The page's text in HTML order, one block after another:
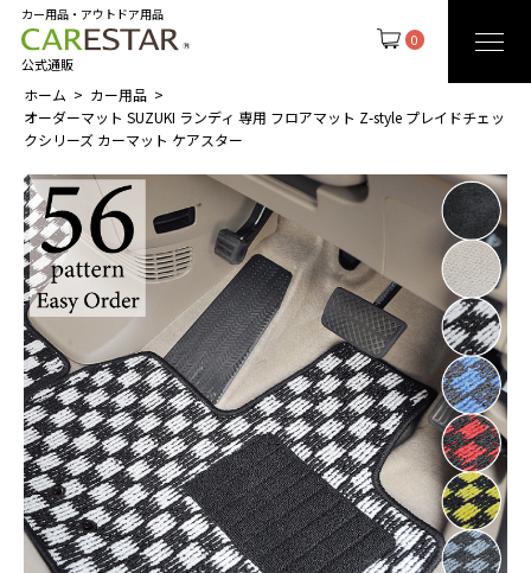
0
カー用品・アウトドア用品
公式通販
ホーム
カー用品
オーダーマット SUZUKI ランディ 専用 フロアマット Z-style プレイドチェッ
クシリーズ カーマット ケアスター